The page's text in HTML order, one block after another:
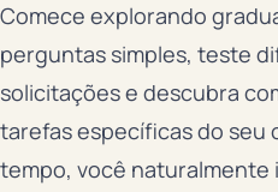
Comece explorando
perguntas simples, teste
solicitações e descubra
tarefas específicas do seu
tempo, você naturalmente